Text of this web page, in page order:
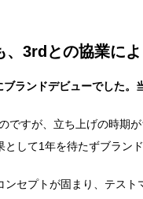
、3rdとの協業に
ランドデビューでした。
ですが、立ち上げの時期
して1年を待たずブラン
セプトが固まり、テス